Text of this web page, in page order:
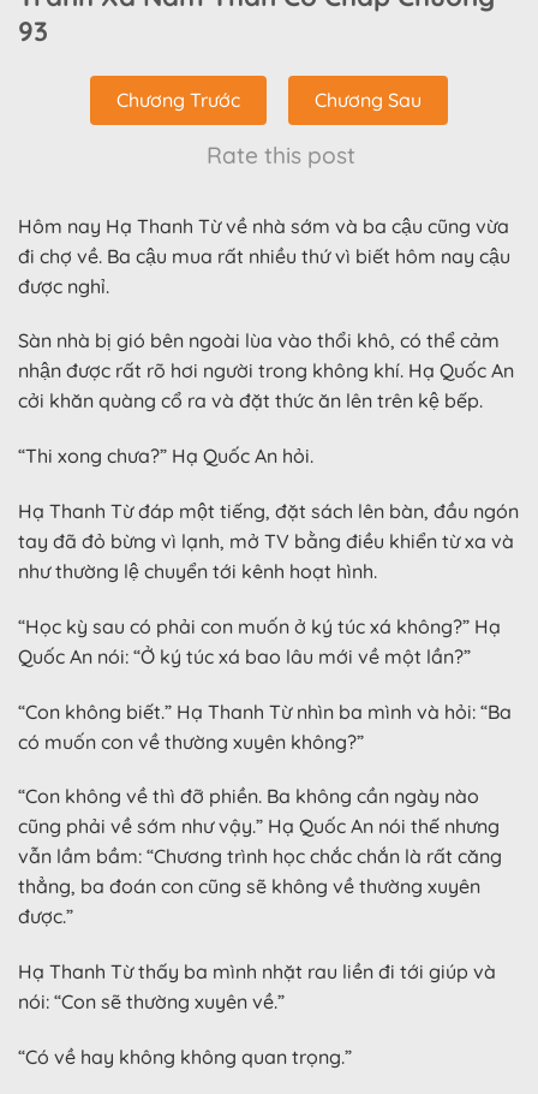
93
Chương Trước Chương Sau
Rate this post
Hôm nay Hạ Thanh Từ về nhà sớm và ba cậu cũng vừa
đi chợ về. Ba cậu mua rất nhiều thứ vì biết hôm nay cậu
được nghỉ.
Sàn nhà bị gió bên ngoài lùa vào thổi khô, có thể cảm
nhận được rất rõ hơi người trong không khí. Hạ Quốc An
cởi khăn quàng cổ ra và đặt thức ăn lên trên kệ bếp.
“Thi xong chưa?” Hạ Quốc An hỏi.
Hạ Thanh Từ đáp một tiếng, đặt sách lên bàn, đầu ngón
tay đã đỏ bừng vì lạnh, mở TV bằng điều khiển từ xa và
như thường lệ chuyển tới kênh hoạt hình.
“Học kỳ sau có phải con muốn ở ký túc xá không?” Hạ
Quốc An nói: “Ở ký túc xá bao lâu mới về một lần?”
“Con không biết.” Hạ Thanh Từ nhìn ba mình và hỏi: “Ba
có muốn con về thường xuyên không?”
“Con không về thì đỡ phiền. Ba không cần ngày nào
cũng phải về sớm như vậy.” Hạ Quốc An nói thế nhưng
vẫn lầm bầm: “Chương trình học chắc chắn là rất căng
thẳng, ba đoán con cũng sẽ không về thường xuyên
được.”
Hạ Thanh Từ thấy ba mình nhặt rau liền đi tới giúp và
nói: “Con sẽ thường xuyên về.”
“Có về hay không không quan trọng.”